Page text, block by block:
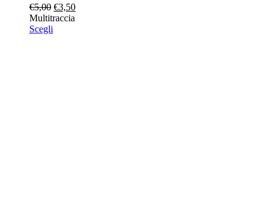
€5,00 Il
prezzo
€3,50Il
Multitraccia
Scegli